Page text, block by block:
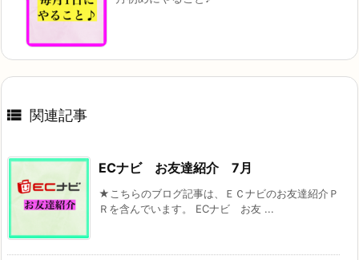
 関連記事
ECナビ お友達紹介 7月
★こちらのブログ記事は、ＥＣナビのお友達紹介Ｐ
Ｒを含んでいます。 ECナビ お友 ...